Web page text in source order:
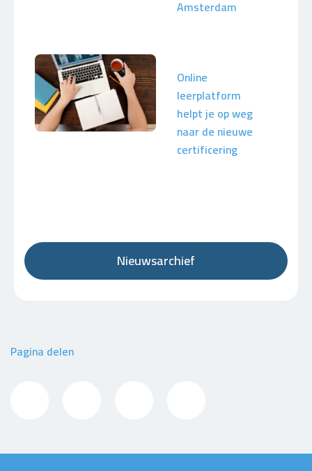
Amsterdam
Online
leerplatform
helpt je op weg
naar de nieuwe
certificering
Nieuwsarchief
Pagina delen